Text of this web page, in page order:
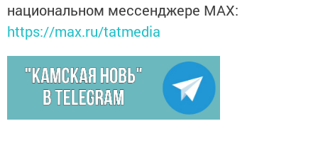
национальном мессенджере MАХ:
https://max.ru/tatmedia